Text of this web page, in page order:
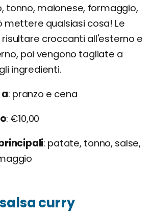
tonno, maionese, formaggio,
mettere qualsiasi cosa! Le
croccanti all'esterno e
poi vengono tagliate a
ingredienti.
pranzo e cena
€10,00
patate, tonno, salse,
curry